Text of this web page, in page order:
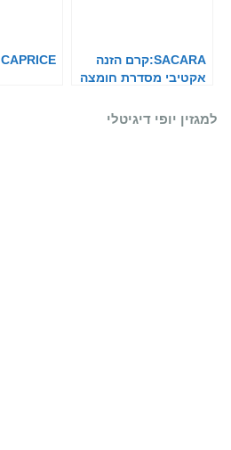
SACARA:קרם הזנה
אקטיבי מסדרת חומצה
CAPRICE: נעלי בובה
למגזין יופי דיגיטלי